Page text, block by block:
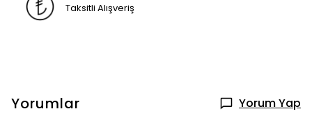
Taksitli Alışveriş
Yorumlar Yorum Yap